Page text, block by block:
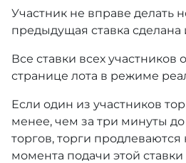
Участник не вправе делать
предыдущая ставка
Все ставки всех участников
странице лота в режиме
Если один из участников
менее, чем за три минуты
торгов, торги продлеваются
момента подачи этой